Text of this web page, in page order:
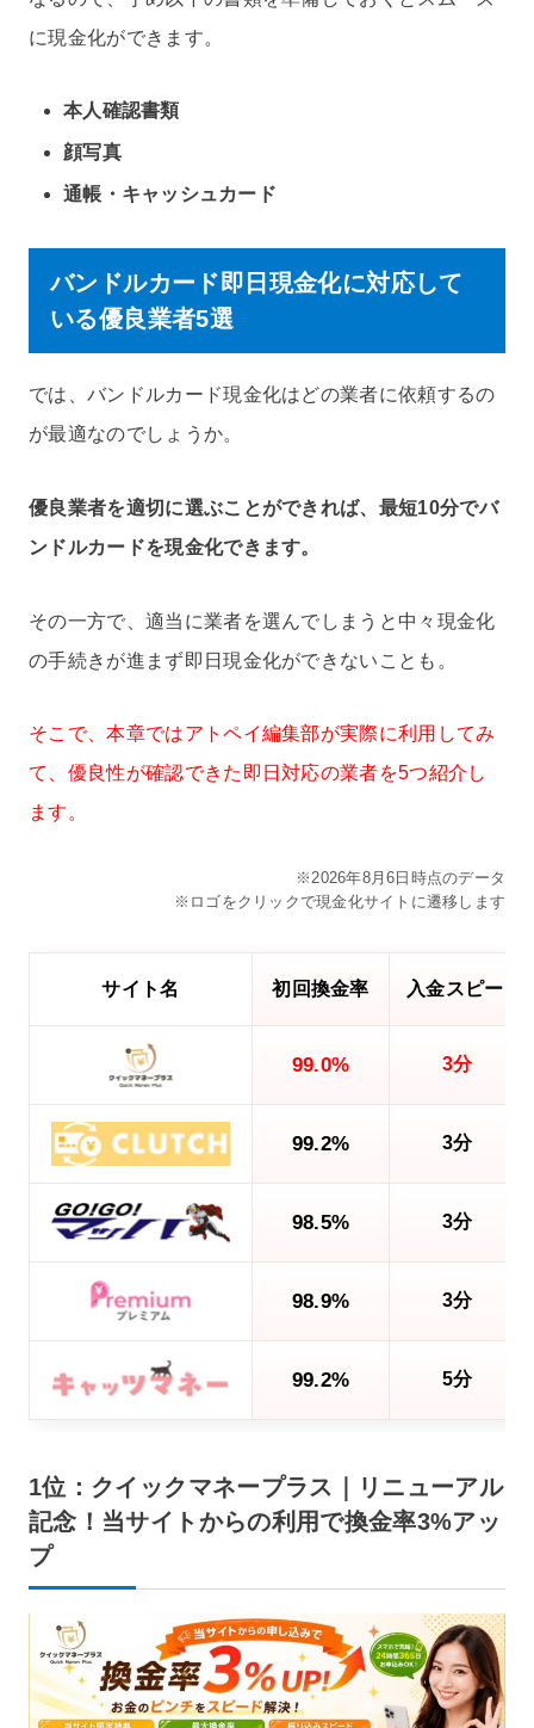
に現金化ができます。
本人確認書類
顔写真
通帳・キャッシュカード
バンドルカード即日現金化に対応して
いる優良業者5選
では、バンドルカード現金化はどの業者に依頼するの
が最適なのでしょうか。
優良業者を適切に選ぶことができれば、最短10分でバ
ンドルカードを現金化できます。
その一方で、適当に業者を選んでしまうと中々現金化
の手続きが進まず即日現金化ができないことも。
そこで、本章ではアトペイ編集部が実際に利用してみ
て、優良性が確認できた即日対応の業者を5つ紹介し
ます。
※2026年8月6日時点のデータ
※ロゴをクリックで現金化サイトに遷移します
サイト名 初回換金率 入金スピード
99.0% 3分
99.2% 3分
98.5% 3分
98.9% 3分
99.2% 5分
1位：クイックマネープラス｜リニューアル
記念！当サイトからの利用で換金率3%アッ
プ